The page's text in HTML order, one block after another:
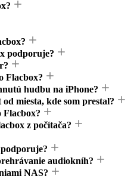
podporuje?
Flacbox?
hudbu na iPhone?
miesta, kde som prestal?
z počítača?
audiokníh?
NAS?